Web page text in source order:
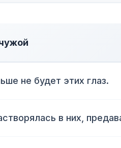
не будет этих глаз.
в них,